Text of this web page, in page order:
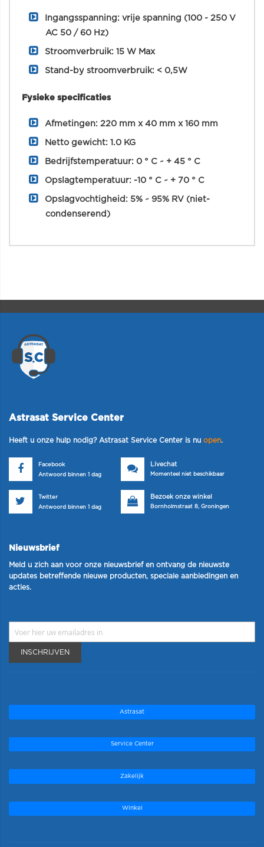
Ingangsspanning: vrije spanning (100 - 250 V
AC 50 / 60 Hz)
Stroomverbruik: 15 W Max
Stand-by stroomverbruik: < 0,5W
Fysieke specificaties
Afmetingen: 220 mm x 40 mm x 160 mm
Netto gewicht: 1.0 KG
Bedrijfstemperatuur: 0 ° C ~ + 45 ° C
Opslagtemperatuur: -10 ° C ~ + 70 ° C
Opslagvochtigheid: 5% ~ 95% RV (niet-
condenserend)
Astrasat Service Center
Heeft u onze hulp nodig? Astrasat Service Center is nu open.
Facebook
Antwoord binnen 1 dag
Livechat
Momenteel niet beschikbaar
Twitter
Antwoord binnen 1 dag
Bezoek onze winkel
Bornholmstraat 8, Groningen
Nieuwsbrief
Meld u zich aan voor onze nieuwsbrief en ontvang de nieuwste
updates betreffende nieuwe producten, speciale aanbiedingen en
acties.
INSCHRIJVEN
Astrasat
Service Center
Zakelijk
Winkel